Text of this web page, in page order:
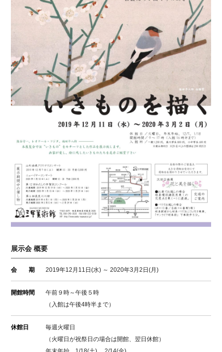
展示会 概要
会 期 2019年12月11日(水) ～ 2020年3月2日(月)
開館時間
午前９時～午後５時
（入館は午後4時半まで）
休館日
毎週火曜日
（火曜日が祝祭日の場合は開館、翌日休館）